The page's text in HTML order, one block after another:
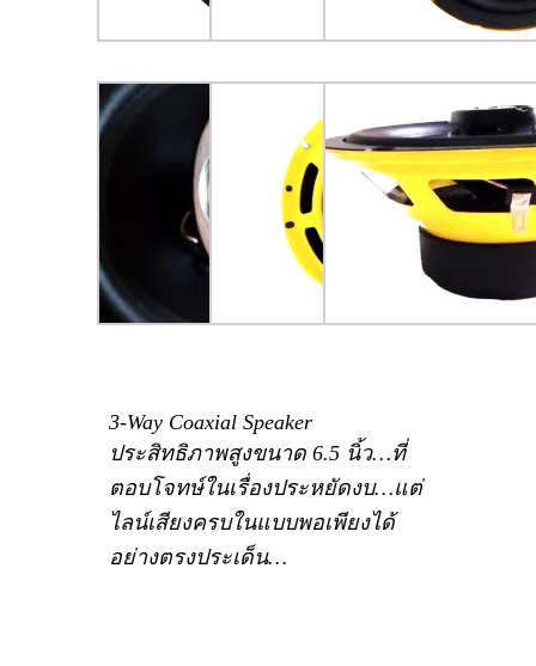
3-Way Coaxial Speaker
ประสิทธิภาพสูงขนาด 6.5 นิ้ว…ที่
ตอบโจทษ์ในเรื่องประหยัดงบ…แต่
ไลน์เสียงครบในแบบพอเพียงได้
อย่างตรงประเด็น…